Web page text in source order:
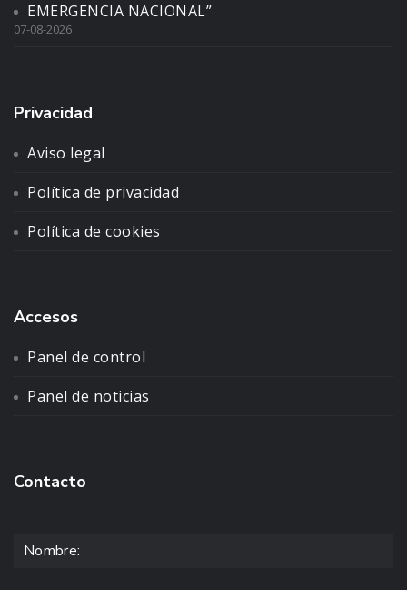
EMERGENCIA NACIONAL”
07-08-2026
Privacidad
Aviso legal
Política de privacidad
Política de cookies
Accesos
Panel de control
Panel de noticias
Contacto